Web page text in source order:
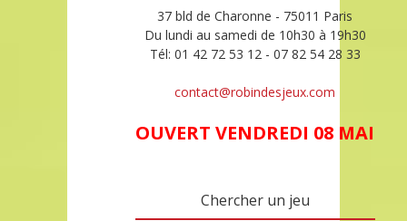
37 bld de Charonne - 75011 Paris
Du lundi au samedi de 10h30 à 19h30
Tél: 01 42 72 53 12 - 07 82 54 28 33
contact@robindesjeux.com
OUVERT VENDREDI 08 MAI
Chercher un jeu